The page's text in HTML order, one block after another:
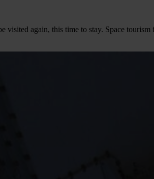
again, this time to stay. Space